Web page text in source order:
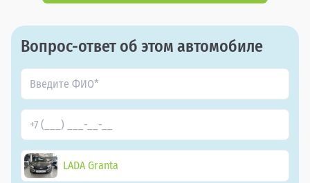
Вопрос-ответ об этом автомобиле
LADA Granta